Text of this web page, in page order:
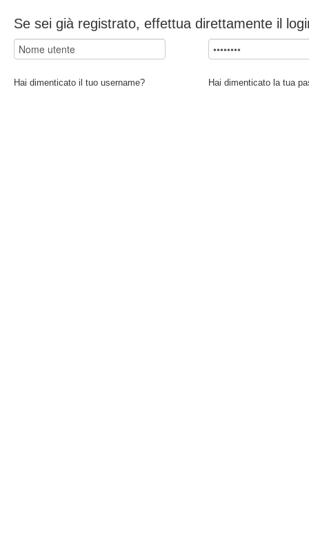
Se sei già registrato, effettua direttamente il
Hai dimenticato il tuo username? Hai dimenticato la tua